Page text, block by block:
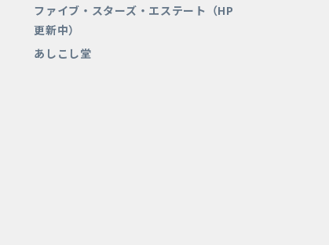
ファイブ・スターズ・エステート（HP
更新中）
あしこし堂